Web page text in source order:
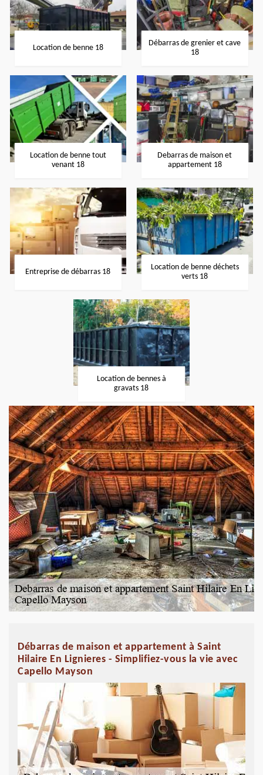
Location de benne 18
Débarras de grenier et cave
18
Location de benne tout
venant 18
Debarras de maison et
appartement 18
Entreprise de débarras 18
Location de benne déchets
verts 18
Location de bennes à
gravats 18
Débarras de maison et appartement à Saint
Hilaire En Lignieres - Simplifiez-vous la vie avec
Capello Mayson